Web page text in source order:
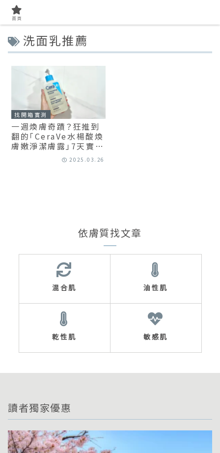
洗面乳推薦
找開箱實測
一週煥膚奇蹟？狂推到
翻的「CeraVe水楊酸煥
膚嫩淨潔膚露」7天實測
2025.03.26
依膚質找文章
混合肌 油性肌
乾性肌 敏感肌
讀者獨家優惠
首頁